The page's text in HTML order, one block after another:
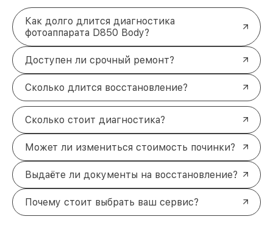
Как долго длится диагностика
фотоаппарата D850 Body?
Доступен ли срочный ремонт?
Сколько длится восстановление?
Сколько стоит диагностика?
Может ли измениться стоимость починки?
Выдаёте ли документы на восстановление?
Почему стоит выбрать ваш сервис?